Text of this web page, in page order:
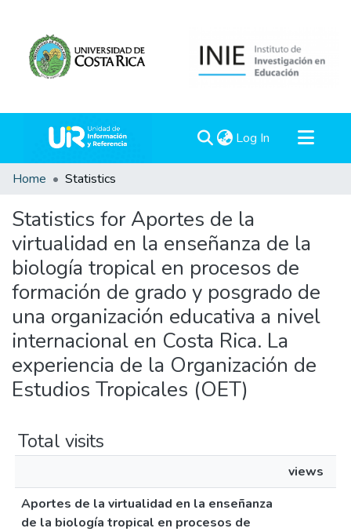
Log In (current)
Communities & Collections
Home Statistics
Statistics for Aportes de la
virtualidad en la enseñanza de la
biología tropical en procesos de
formación de grado y posgrado de
una organización educativa a nivel
internacional en Costa Rica. La
experiencia de la Organización de
Estudios Tropicales (OET)
Total visits
views
Aportes de la virtualidad en la enseñanza
de la biología tropical en procesos de